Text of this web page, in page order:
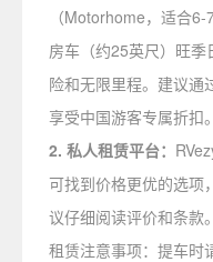
（Motorhome，适合
房车（约25英尺）旺
险和无限里程。建议通
享受中国游客专属折扣。
2. 私人租赁平台：
可找到价格更优的选项
议仔细阅读评价和条款。
租赁注意事项：提车时